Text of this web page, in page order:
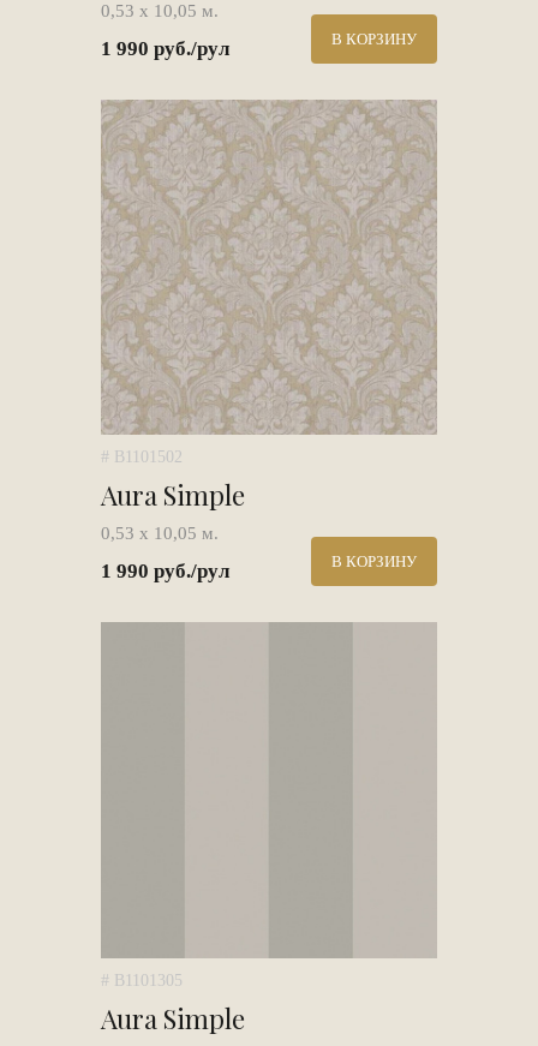
0,53 х 10,05 м.
1 990 руб./рул В КОРЗИНУ
# B1101502
Aura Simple
0,53 х 10,05 м.
1 990 руб./рул В КОРЗИНУ
# B1101305
Aura Simple